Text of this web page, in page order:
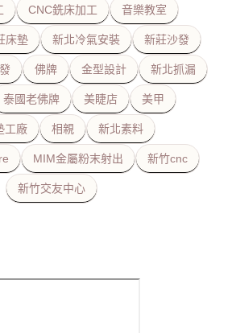
CNC銑床加工 音樂教室
床墊 新北冷氣安裝 新莊沙發
佛牌 金型設計 新北抓漏
泰國老佛牌 美睫店 美甲
工廠 相親 新北素料
MIM金屬粉末射出 新竹cnc
新竹交友中心